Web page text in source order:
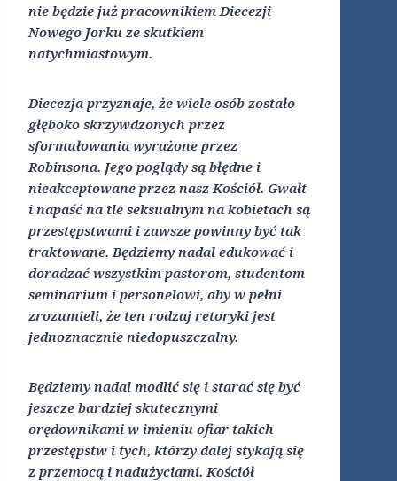
nie będzie już pracownikiem Diecezji
Nowego Jorku ze skutkiem
natychmiastowym.
Diecezja przyznaje, że wiele osób zostało
głęboko skrzywdzonych przez
sformułowania wyrażone przez
Robinsona. Jego poglądy są błędne i
nieakceptowane przez nasz Kościół. Gwałt
i napaść na tle seksualnym na kobietach są
przestępstwami i zawsze powinny być tak
traktowane. Będziemy nadal edukować i
doradzać wszystkim pastorom, studentom
seminarium i personelowi, aby w pełni
zrozumieli, że ten rodzaj retoryki jest
jednoznacznie niedopuszczalny.
Będziemy nadal modlić się i starać się być
jeszcze bardziej skutecznymi
orędownikami w imieniu ofiar takich
przestępstw i tych, którzy dalej stykają się
z przemocą i nadużyciami. Kościół